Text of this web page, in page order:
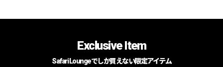
Exclusive Item
Safari Loungeでしか買えない限定アイテム